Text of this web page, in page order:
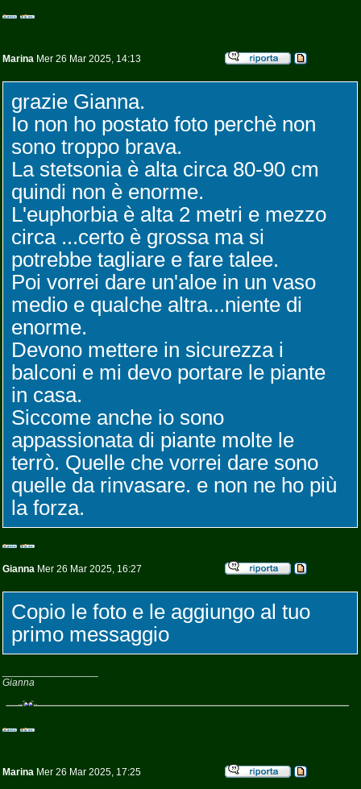
Marina Mer 26 Mar 2025, 14:13
grazie Gianna.
Io non ho postato foto perchè non
sono troppo brava.
La stetsonia è alta circa 80-90 cm
quindi non è enorme.
L'euphorbia è alta 2 metri e mezzo
circa ...certo è grossa ma si
potrebbe tagliare e fare talee.
Poi vorrei dare un'aloe in un vaso
medio e qualche altra...niente di
enorme.
Devono mettere in sicurezza i
balconi e mi devo portare le piante
in casa.
Siccome anche io sono
appassionata di piante molte le
terrò. Quelle che vorrei dare sono
quelle da rinvasare. e non ne ho più
la forza.
Gianna Mer 26 Mar 2025, 16:27
Copio le foto e le aggiungo al tuo
primo messaggio
Gianna
Marina Mer 26 Mar 2025, 17:25